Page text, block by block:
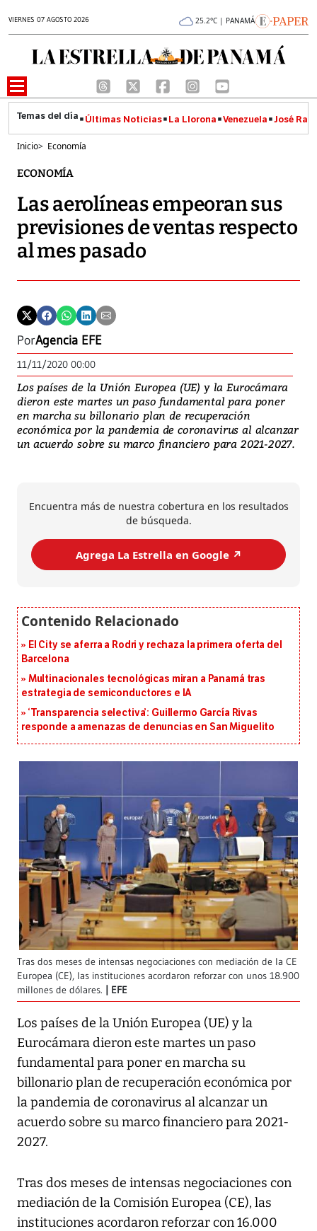
VIERNES 07 AGOSTO 2026 25.2°C | PANAMÁ
Últimas Noticias La Llorona Venezuela José
Inicio> Economía
ECONOMÍA
Las aerolíneas empeoran sus
previsiones de ventas respecto
al mes pasado
PorAgencia EFE
11/11/2020 00:00
Los países de la Unión Europea (UE) y la Eurocámara
dieron este martes un paso fundamental para poner
en marcha su billonario plan de recuperación
económica por la pandemia de coronavirus al alcanzar
un acuerdo sobre su marco financiero para 2021-2027.
Encuentra más de nuestra cobertura en los resultados
de búsqueda.
Agrega La Estrella en Google ↗️
El City se aferra a Rodri y rechaza la primera oferta del
Barcelona
Multinacionales tecnológicas miran a Panamá tras
estrategia de semiconductores e IA
‘Transparencia selectiva’: Guillermo García Rivas
responde a amenazas de denuncias en San Miguelito
Tras dos meses de intensas negociaciones con mediación de la CE
Europea (CE), las instituciones acordaron reforzar con unos 18.900
millones de dólares.
EFE
Los países de la Unión Europea (UE) y la
Eurocámara dieron este martes un paso
fundamental para poner en marcha su
billonario plan de recuperación económica por
la pandemia de coronavirus al alcanzar un
acuerdo sobre su marco financiero para 2021-
2027.
Tras dos meses de intensas negociaciones con
mediación de la Comisión Europea (CE), las
instituciones acordaron reforzar con 16.000